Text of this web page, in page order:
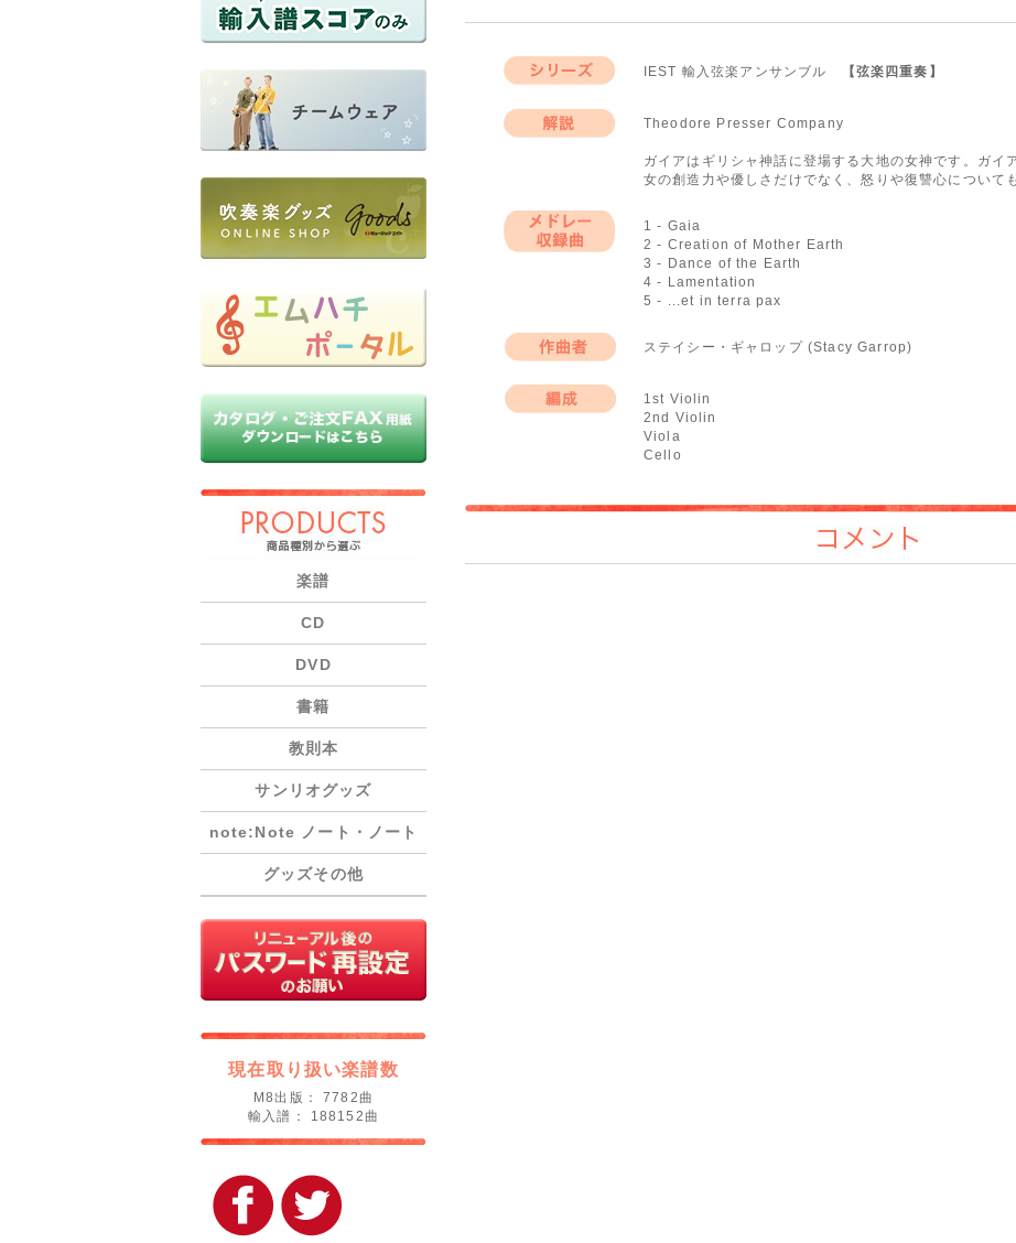
楽譜
CD
DVD
書籍
教則本
サンリオグッズ
note:Note ノート・ノート
グッズその他
現在取り扱い楽譜数
M8出版： 7782曲
輸入譜： 188152曲
IEST 輸入弦楽アンサンブル 【弦楽四重奏】
Theodore Presser Company
ガイアはギリシャ神話に登場する大地の女神です。ガイ
女の創造力や優しさだけでなく、怒りや復讐心について
1 - Gaia
2 - Creation of Mother Earth
3 - Dance of the Earth
4 - Lamentation
5 - ...et in terra pax
ステイシー・ギャロップ (Stacy Garrop)
1st Violin
2nd Violin
Viola
Cello
コメント